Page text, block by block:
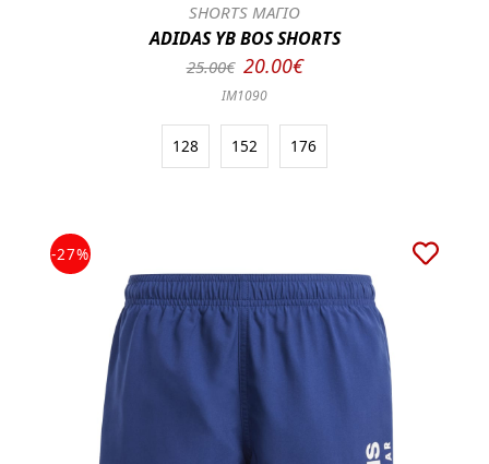
SHORTS ΜΑΓΙΟ
ADIDAS YB BOS SHORTS
25.00€ 20.00€
IM1090
128 152 176
-27%